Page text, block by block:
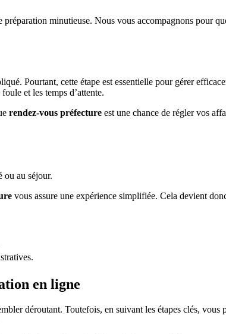
préparation minutieuse. Nous vous accompagnons pour
Pourtant, cette étape est essentielle pour gérer
et les temps d’attente.
rendez-vous préfecture est une chance de régler vos
ou au séjour.
vous assure une expérience simplifiée. Cela devient
en ligne
déroutant. Toutefois, en suivant les étapes clés,